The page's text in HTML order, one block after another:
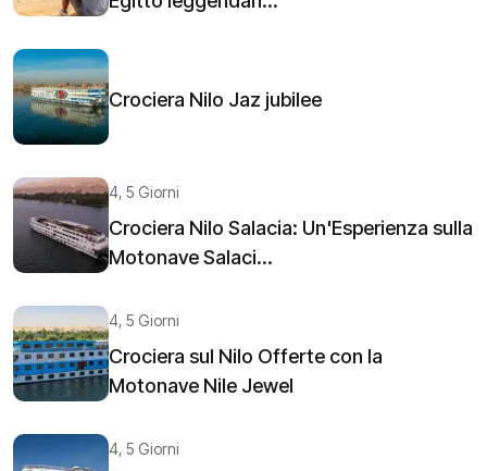
Crociera Nilo Jaz jubilee
4, 5 Giorni
Crociera Nilo Salacia: Un'Esperienza sulla
Motonave Salaci...
4, 5 Giorni
Crociera sul Nilo Offerte con la
Motonave Nile Jewel
4, 5 Giorni